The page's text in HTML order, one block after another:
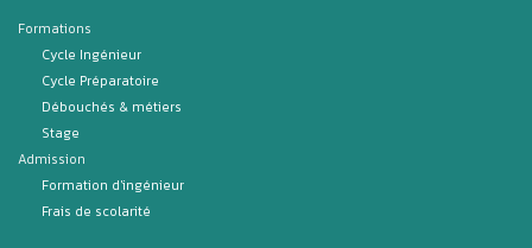
Formations
Cycle Ingénieur
Cycle Préparatoire
Débouchés & métiers
Stage
Admission
Formation d'ingénieur
Frais de scolarité